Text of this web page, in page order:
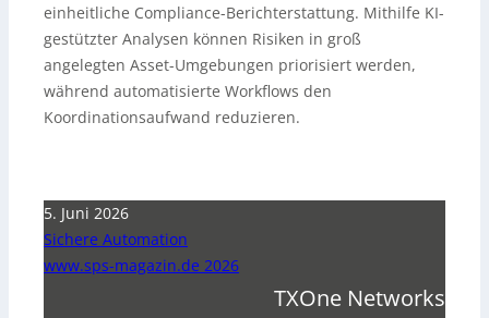
einheitliche Compliance-Berichterstattung. Mithilfe KI-
gestützter Analysen können Risiken in groß
angelegten Asset-Umgebungen priorisiert werden,
während automatisierte Workflows den
Koordinationsaufwand reduzieren.
5. Juni 2026
Sichere Automation
www.sps-magazin.de 2026
TXOne Networks